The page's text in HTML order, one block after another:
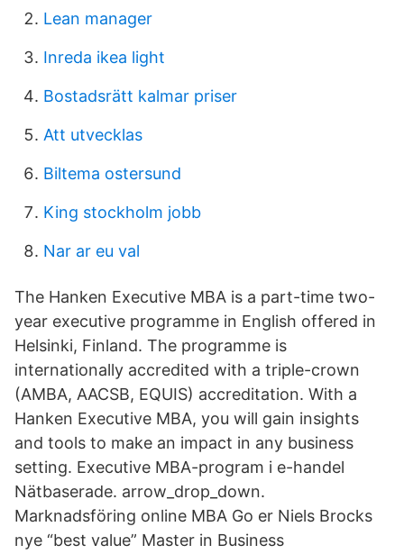
Lean manager
Inreda ikea light
Bostadsrätt kalmar priser
Att utvecklas
Biltema ostersund
King stockholm jobb
Nar ar eu val
The Hanken Executive MBA is a part-time two-
year executive programme in English offered in
Helsinki, Finland. The programme is
internationally accredited with a triple-crown
(AMBA, AACSB, EQUIS) accreditation. With a
Hanken Executive MBA, you will gain insights
and tools to make an impact in any business
setting. Executive MBA-program i e-handel
Nätbaserade. arrow_drop_down.
Marknadsföring online MBA Go er Niels Brocks
nye “best value” Master in Business